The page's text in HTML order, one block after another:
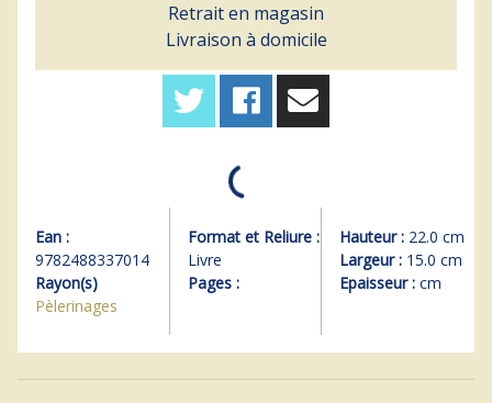
Retrait en magasin
Livraison à domicile
Ean :
9782488337014
Rayon(s)
Pèlerinages
Format et Reliure :
Livre
Pages :
Hauteur : 22.0 cm
Largeur : 15.0 cm
Epaisseur : cm